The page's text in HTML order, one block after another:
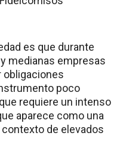
es que durante
medianas empresas
obligaciones
poco
requiere un intenso
aparece como una
de elevados